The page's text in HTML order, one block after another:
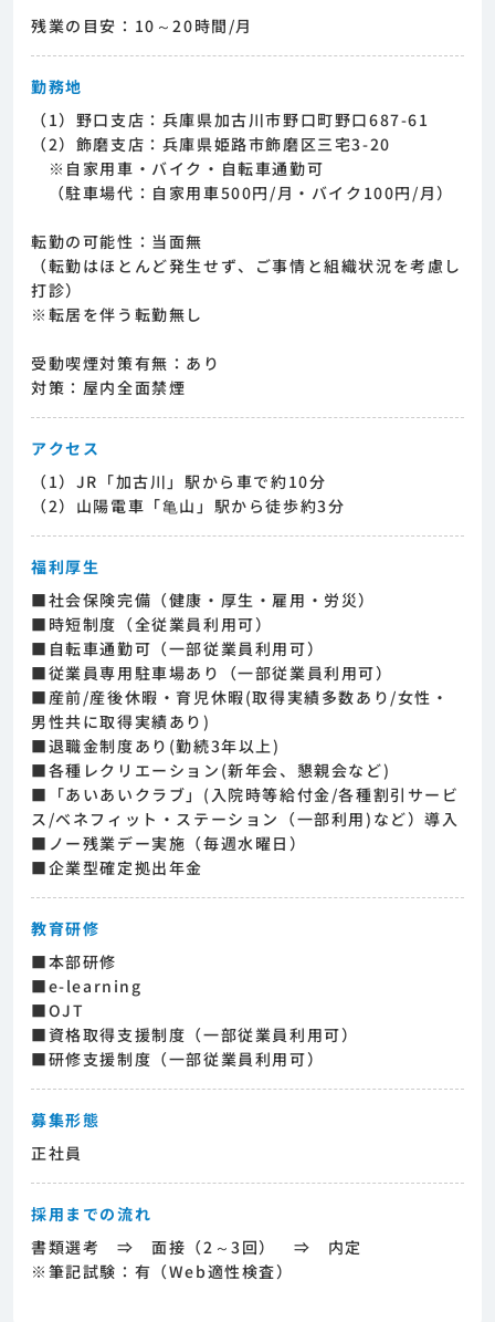
残業の目安：10～20時間/月
勤務地
（1）野口支店：兵庫県加古川市野口町野口687-61
（2）飾磨支店：兵庫県姫路市飾磨区三宅3-20
※自家用車・バイク・自転車通勤可
（駐車場代：自家用車500円/月・バイク100円/月）
転勤の可能性：当面無
（転勤はほとんど発生せず、ご事情と組織状況を考慮し
打診）
※転居を伴う転勤無し
受動喫煙対策有無：あり
対策：屋内全面禁煙
アクセス
（1）JR「加古川」駅から車で約10分
（2）山陽電車「亀山」駅から徒歩約3分
福利厚生
■社会保険完備（健康・厚生・雇用・労災）
■時短制度（全従業員利用可）
■自転車通勤可（一部従業員利用可）
■従業員専用駐車場あり（一部従業員利用可）
■産前/産後休暇・育児休暇(取得実績多数あり/女性・
男性共に取得実績あり)
■退職金制度あり(勤続3年以上)
■各種レクリエーション(新年会、懇親会など)
■「あいあいクラブ」(入院時等給付金/各種割引サービ
ス/ベネフィット・ステーション（一部利用)など）導入
■ノー残業デー実施（毎週水曜日）
■企業型確定拠出年金
教育研修
■本部研修
■e-learning
■OJT
■資格取得支援制度（一部従業員利用可）
■研修支援制度（一部従業員利用可）
募集形態
正社員
採用までの流れ
書類選考 ⇒ 面接（2～3回） ⇒ 内定
※筆記試験：有（Web適性検査）